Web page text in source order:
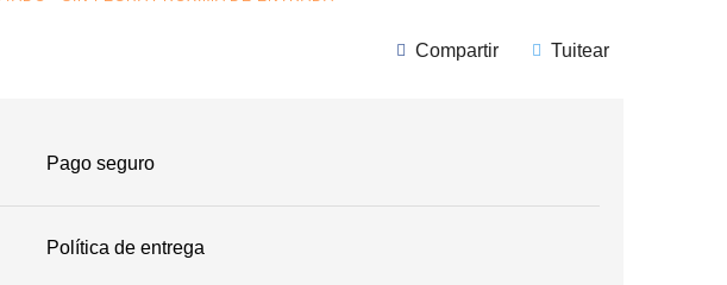
Compartir Tuitear
Pago seguro
Política de entrega